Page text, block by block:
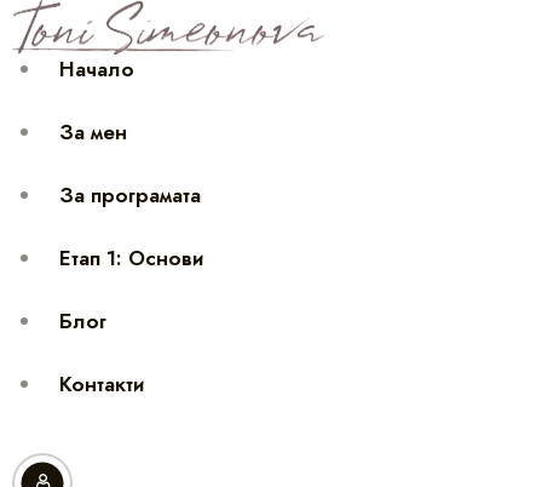
Начало
За мен
За програмата
Етап 1: Основи
Блог
Контакти